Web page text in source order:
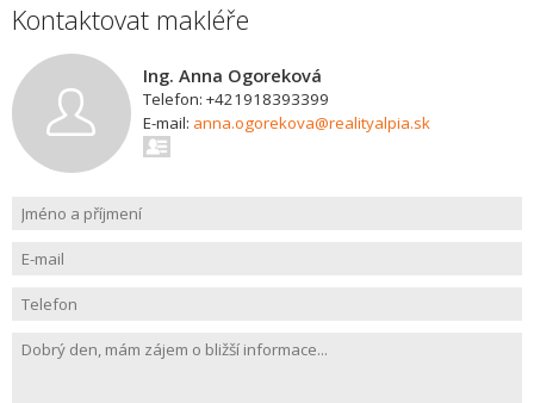
Kontaktovat makléře
Ing. Anna Ogoreková
Telefon: +421918393399
E-mail: anna.ogorekova@realityalpia.sk